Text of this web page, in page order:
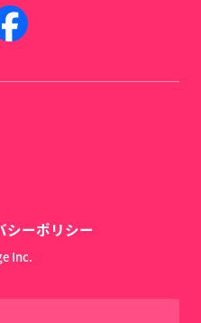
シーポリシー
Inc.